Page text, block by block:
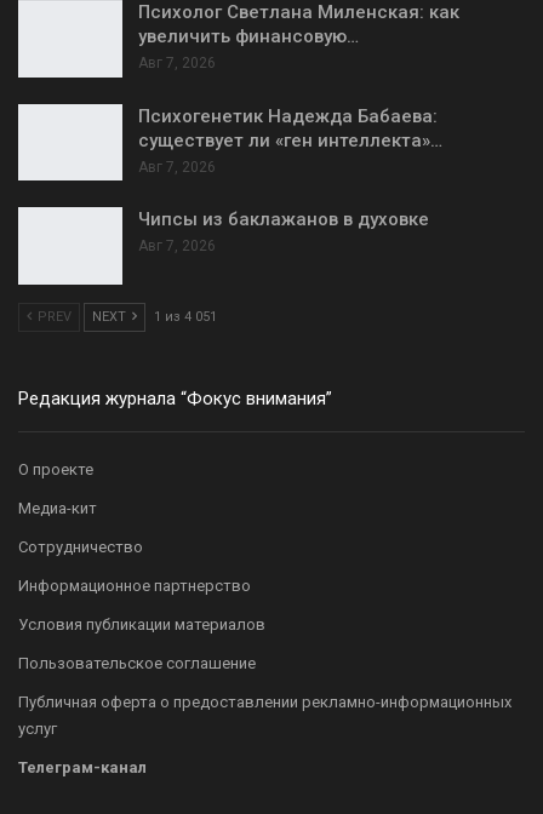
Психолог Светлана Миленская: как
увеличить финансовую…
Авг 7, 2026
Психогенетик Надежда Бабаева:
существует ли «ген интеллекта»…
Авг 7, 2026
Чипсы из баклажанов в духовке
Авг 7, 2026
PREV NEXT 1 из 4 051
Редакция журнала “Фокус внимания”
О проекте
Медиа-кит
Сотрудничество
Информационное партнерство
Условия публикации материалов
Пользовательское соглашение
Публичная оферта о предоставлении рекламно-информационных
услуг
Телеграм-канал